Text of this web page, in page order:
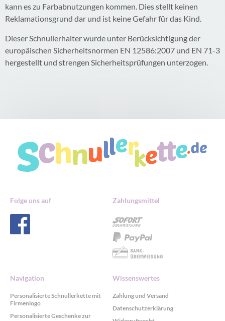
kann es zu Farbabnutzungen kommen. Dies stellt keinen
Reklamationsgrund dar und ist keine Gefahr für das Kind.
Dieser Schnullerhalter wurde unter Berücksichtigung der
europäischen Sicherheitsnormen EN 12586:2007 und EN 71-3
hergestellt und strengen Sicherheitsprüfungen unterzogen.
Folge uns auf Zahlungsmittel
Navigation
Personalisierte Schnullerkette mit
Firmenlogo
Personalisierte Geschenke zur
Wissenswertes
Zahlung und Versand
Datenschutzerklärung